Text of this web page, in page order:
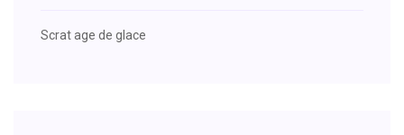
Scrat age de glace